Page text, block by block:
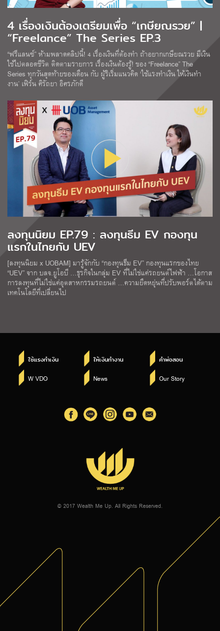
4 เรื่องเงินต้องเตรียมเพื่อ “เกษียณรวย” |
“Freelance” The Series EP.3
“ฟรีแลนซ์” ห้ามพลาดคลิปนี้! 4 เรื่องเงินที่ต้องทำ ถ้าอยากเกษียณรวย มีเงิน
ใช้ไปตลอดชีวิต ติดตามรายการ เรื่องเงินต้องรู้! ของ “Freelance” The
Series ทุกวันสุดท้ายของเดือน กับ ผู้ริเริ่มแนวคิด ‘ใช้แรงทําเงิน ให้เงินทํา
งาน’ เฟิร์น ศิรัถยา อิศรภักดี
ลงทุนนิยม EP.79 : ลงทุนธีม EV กองทุน
แรกในไทยกับ UEV
[ลงทุนนิยม x UOBAM] มารู้จักกับ “กองทุนธีม EV” กองทุนแรกของไทย
“UEV” จาก บลจ.ยูโอบี …ธุรกิจในกลุ่ม EV ที่ไม่ใช่แค่รถยนต์ไฟฟ้า …โอกาส
การลงทุนที่ไม่ใช่แค่อุตสาหกรรมรถยนต์ …ความยืดหยุ่นที่ปรับพอร์ตได้ตาม
เทคโนโลยีที่เปลี่ยนไป
ใช้แรงทำเงิน ให้เงินทำงาน คำพ่อสอน
W VDO News Our Story
© 2017 Wealth Me Up. All Rights Reserved.